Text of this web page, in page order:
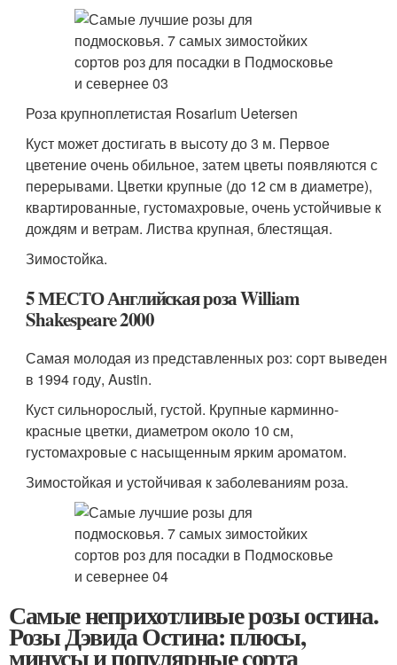
Роза крупноплетистая Rosarium Uetersen
Куст может достигать в высоту до 3 м. Первое
цветение очень обильное, затем цветы появляются с
перерывами. Цветки крупные (до 12 см в диаметре),
квартированные, густомахровые, очень устойчивые к
дождям и ветрам. Листва крупная, блестящая.
Зимостойка.
5 МЕСТО Английская роза William
Shakespeare 2000
Самая молодая из представленных роз: сорт выведен
в 1994 году, Austin.
Куст сильнорослый, густой. Крупные карминно-
красные цветки, диаметром около 10 см,
густомахровые с насыщенным ярким ароматом.
Зимостойкая и устойчивая к заболеваниям роза.
Самые неприхотливые розы остина.
Розы Дэвида Остина: плюсы,
минусы и популярные сорта